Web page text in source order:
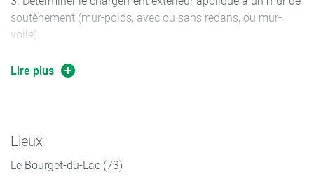
soutènement (mur-poids, avec ou sans redans, ou mur-
voile).
(mur-poids, avec ou sans redans, ou mur-voile).
et l’ouvrage.
profondes) d’ouvrages simples en appliquant l’Eurocode 7.
Lire plus
Lieux
Le Bourget-du-Lac (73)